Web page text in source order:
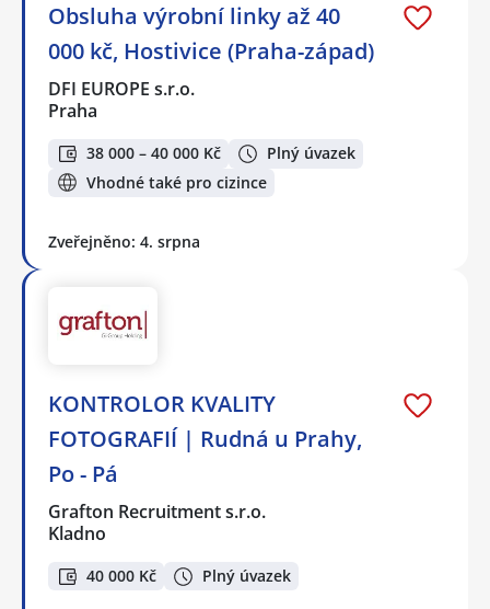
Obsluha výrobní linky až 40
000 kč, Hostivice (Praha-západ)
DFI EUROPE s.r.o.
Praha
38 000 – 40 000 Kč
Plný úvazek
Vhodné také pro cizince
Zveřejněno: 4. srpna
KONTROLOR KVALITY
FOTOGRAFIÍ | Rudná u Prahy,
Po - Pá
Grafton Recruitment s.r.o.
Kladno
40 000 Kč Plný úvazek